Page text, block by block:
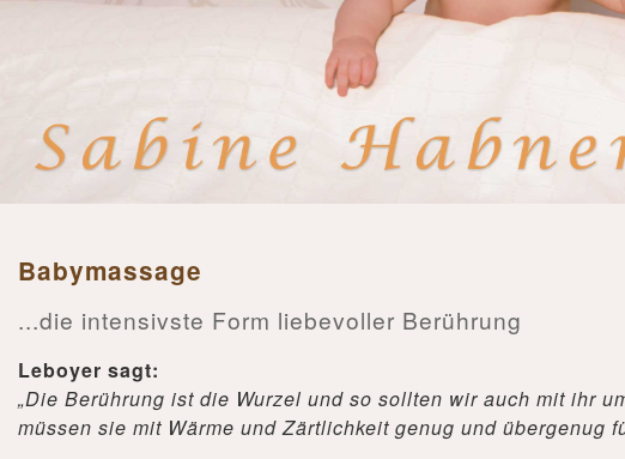
Babymassage
...die intensivste Form liebevoller Berührung
Leboyer sagt:
„Die Berührung ist die Wurzel und so sollten wir auch mit ihr
müssen sie mit Wärme und Zärtlichkeit genug und übergenug